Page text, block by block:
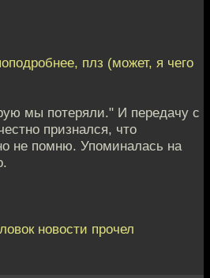
плз (может, я чего
мы потеряли." И передачу с
признался, что
не помню. Упоминалась на
новости прочел